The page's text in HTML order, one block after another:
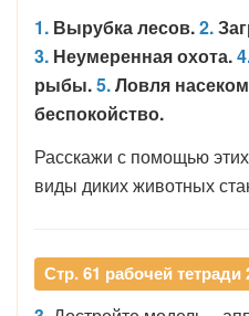
1. Вырубка лесов.2.
3. Неумеренная охота.
рыбы.5.Ловля
беспокойство.
Расскажи с помощью
виды диких животных
Стр. 61 рабочей тетради